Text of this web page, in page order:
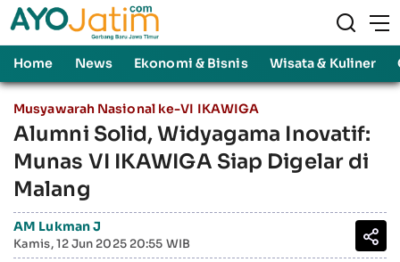
Home News Ekonomi & Bisnis Wisata & Kuliner
Musyawarah Nasional ke-VI IKAWIGA
Alumni Solid, Widyagama Inovatif:
Munas VI IKAWIGA Siap Digelar di
Malang
AM Lukman J
Kamis, 12 Jun 2025 20:55 WIB